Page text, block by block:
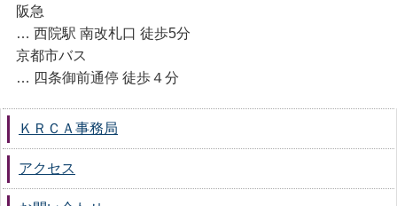
阪急
… 西院駅 南改札口 徒歩5分
京都市バス
… 四条御前通停 徒歩４分
ＫＲＣＡ事務局
アクセス